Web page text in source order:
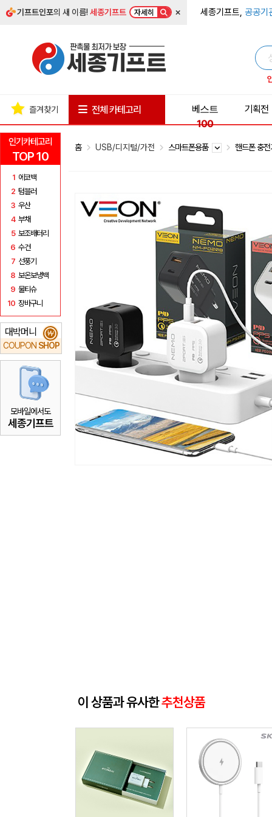
기프트인포의 새 이름!세종기프트 자세히 × 세종기프트, 공공기
인기카테고리
TOP 10
1 에코백
2 텀블러
3 우산
4 부채
5 보조배터리
6 수건
7 선풍기
8 보온보냉백
9 물티슈
10 장바구니
대박머니
COUPON SHOP
₩
모바일에서도
세종기프트
즐겨찾기 전체 카테고리
베스트
100
기획전
홈 USB/디지털/가전 스마트폰용품 핸드폰 충
이 상품과 유사한추천상품